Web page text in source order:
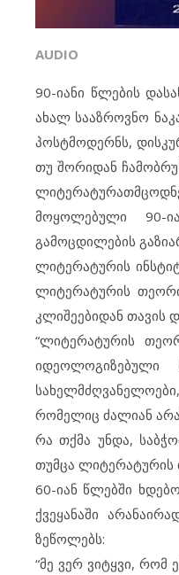
AUDIO
90-იანი წლების
ახალ სააზროვნო
პოსტმოდერნს,
თუ შორიდან
მოყოლებული 90-
გამოცდილების
ლიტერატურის
ლიტერატურის
კლიშეებიდან თავის
“ლიტერატურის
იდეოლოგიზებული
რომელიც ძალიან
რა თქმა უნდა,
თუმცა ლიტერატურის
60-იან წლებში
ქვეყანაში
ზეწოლებს:
“მე ვერ ვიტყვი,